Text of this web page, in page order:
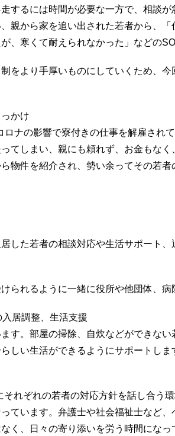
するには時間が必要な一方で、相談が
親から家を追い出された若者から、
、寒くて耐えられなかった」などの
をより手厚いものにしていくため、
かけ
ナの影響で寮付きの仕事を解雇されて
てしまい、親にも頼れず、お金もな
物件を紹介され、勢い余ってその若
した若者の相談対応や生活サポート
られるように一緒に役所や他団体、病
居調整、生活支援
す。部屋の掃除、自炊などができな
しい生活ができるようにサポートしま
れぞれの若者の対応方針を話し合う
ています。弁護士や社会福祉士など
く、日々の寄り添いを労う時間になっ